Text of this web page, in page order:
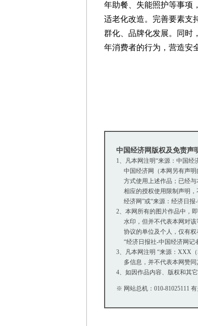
年助餐、失能照护等事项
适老化改造。完善要素支
群化、品牌化发展。同时
年消费者的行为，营造安
中国经济网版权及免责声
1、凡本网注明“来源：中国经
中国经济网（本网另有声明
方式使用上述作品；已经与
相应的授权使用限制声明，
经济网”或“来源：经济日报-
2、本网所有的图片作品中，
水印，但并不代表本网对该
协议的单位及个人，仅有权
“经济日报社-中国经济网记
3、凡本网注明 “来源：XXX
多信息，并不代表本网赞同
4、如因作品内容、版权和其
※ 网站总机：010-81025111